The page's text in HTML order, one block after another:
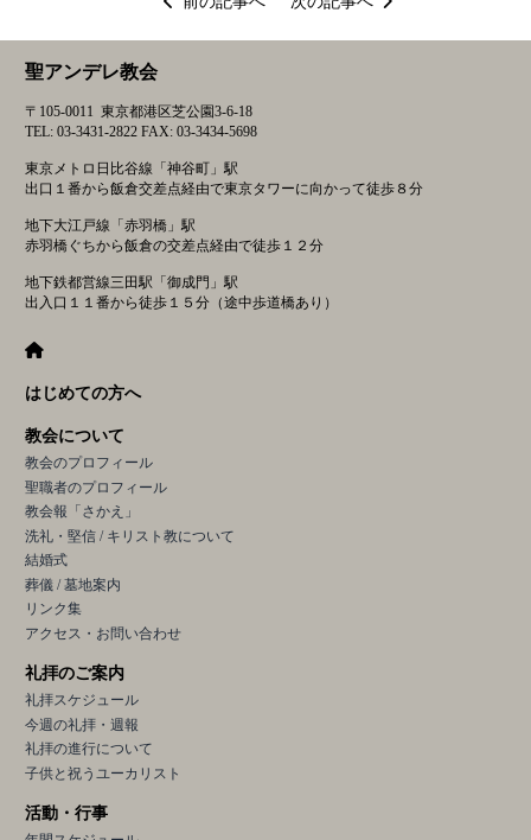
聖アンデレ教会
〒105-0011 東京都港区芝公園3-6-18
TEL: 03-3431-2822 FAX: 03-3434-5698
東京メトロ日比谷線「神谷町」駅
出口１番から飯倉交差点経由で東京タワーに向かって徒歩８分
地下大江戸線「赤羽橋」駅
赤羽橋ぐちから飯倉の交差点経由で徒歩１２分
地下鉄都営線三田駅「御成門」駅
出入口１１番から徒歩１５分（途中歩道橋あり）
はじめての方へ
教会について
教会のプロフィール
聖職者のプロフィール
教会報「さかえ」
洗礼・堅信 / キリスト教について
結婚式
葬儀 / 墓地案内
リンク集
アクセス・お問い合わせ
礼拝のご案内
礼拝スケジュール
今週の礼拝・週報
礼拝の進行について
子供と祝うユーカリスト
活動・行事